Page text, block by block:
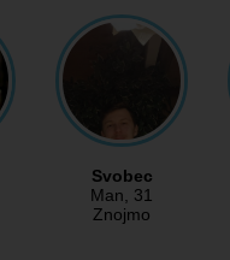
Svobec
Man, 31
Znojmo